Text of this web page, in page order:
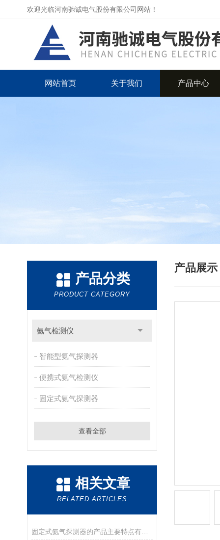
欢迎光临河南驰诚电气股份有限公司网站！
网站首页 关于我们 产品中心
产品分类
PRODUCT CATEGORY
氨气检测仪
智能型氨气探测器
便携式氨气检测仪
固定式氨气探测器
查看全部
相关文章
RELATED ARTICLES
产品展示